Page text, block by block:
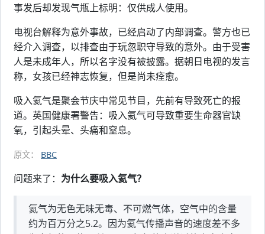
事发后却发现气瓶上标明：仅供成人使用。
电视台解释为意外事故，已经启动了内部调查。警方也已
经介入调查，以排查由于玩忽职守导致的意外。由于受害
人是未成年人，所以名字没有被披露。据朝日电视的发言
称，女孩已经神志恢复，但是尚未痊愈。
吸入氦气是聚会节庆中常见节目，先前有导致死亡的报
道。英国健康署警告：吸入氦气可导致重要生命器官缺
氧，引起头晕、头痛和窒息。
原文： BBC
问题来了： 为什么要吸入氦气？
氦气为无色无味无毒、不可燃气体，空气中的含量
约为百万分之5.2。因为氦气传播声音的速度差不多